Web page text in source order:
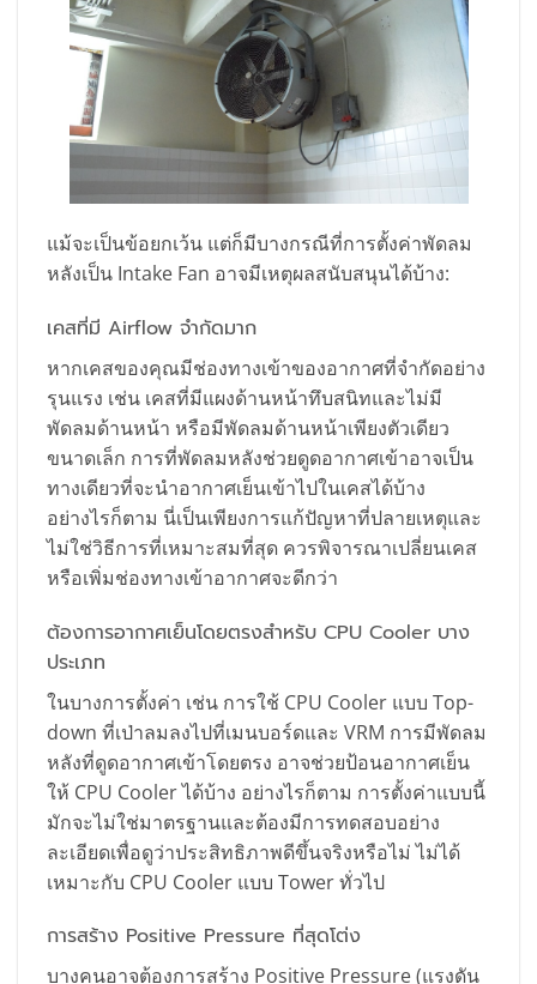
แม้จะเป็นข้อยกเว้น แต่ก็มีบางกรณีที่การตั้งค่าพัดลม
หลังเป็น Intake Fan อาจมีเหตุผลสนับสนุนได้บ้าง:
เคสที่มี Airflow จำกัดมาก
หากเคสของคุณมีช่องทางเข้าของอากาศที่จำกัดอย่าง
รุนแรง เช่น เคสที่มีแผงด้านหน้าทึบสนิทและไม่มี
พัดลมด้านหน้า หรือมีพัดลมด้านหน้าเพียงตัวเดียว
ขนาดเล็ก การที่พัดลมหลังช่วยดูดอากาศเข้าอาจเป็น
ทางเดียวที่จะนำอากาศเย็นเข้าไปในเคสได้บ้าง
อย่างไรก็ตาม นี่เป็นเพียงการแก้ปัญหาที่ปลายเหตุและ
ไม่ใช่วิธีการที่เหมาะสมที่สุด ควรพิจารณาเปลี่ยนเคส
หรือเพิ่มช่องทางเข้าอากาศจะดีกว่า
ต้องการอากาศเย็นโดยตรงสำหรับ CPU Cooler บาง
ประเภท
ในบางการตั้งค่า เช่น การใช้ CPU Cooler แบบ Top-
down ที่เป่าลมลงไปที่เมนบอร์ดและ VRM การมีพัดลม
หลังที่ดูดอากาศเข้าโดยตรง อาจช่วยป้อนอากาศเย็น
ให้ CPU Cooler ได้บ้าง อย่างไรก็ตาม การตั้งค่าแบบนี้
มักจะไม่ใช่มาตรฐานและต้องมีการทดสอบอย่าง
ละเอียดเพื่อดูว่าประสิทธิภาพดีขึ้นจริงหรือไม่ ไม่ได้
เหมาะกับ CPU Cooler แบบ Tower ทั่วไป
การสร้าง Positive Pressure ที่สุดโต่ง
บางคนอาจต้องการสร้าง Positive Pressure (แรงดัน